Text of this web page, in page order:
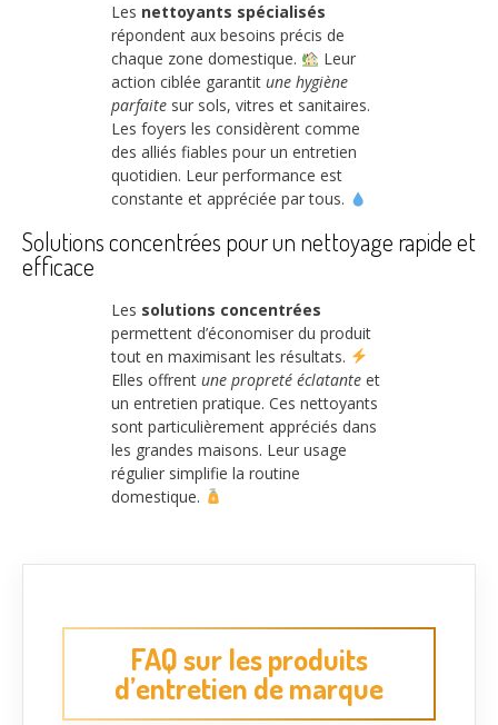
Les nettoyants spécialisés
répondent aux besoins précis de
chaque zone domestique.
Leur
action ciblée garantit une hygiène
parfaite sur sols, vitres et sanitaires.
Les foyers les considèrent comme
des alliés fiables pour un entretien
quotidien. Leur performance est
constante et appréciée par tous.
Solutions concentrées pour un nettoyage rapide et
efficace
Les solutions concentrées
permettent d’économiser du produit
tout en maximisant les résultats.
Elles offrent une propreté éclatante et
un entretien pratique. Ces nettoyants
sont particulièrement appréciés dans
les grandes maisons. Leur usage
régulier simplifie la routine
domestique.
FAQ sur les produits
d’entretien de marque